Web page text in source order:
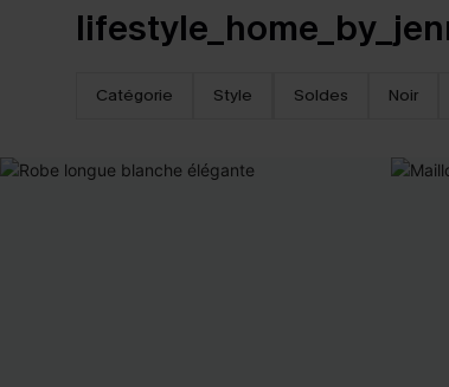
Catégorie Style Soldes Noir